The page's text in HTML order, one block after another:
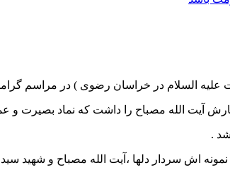
علیه السلام در خراسان رضوی ) در مراسم
آیت الله مصباح را داشت که نماد بصیرت و
.
اش سردار دلها ،آیت الله مصباح و شهید